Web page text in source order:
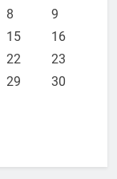
8
9
15
16
22
23
29
30